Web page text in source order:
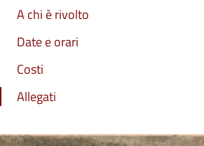
A chi è rivolto
Date e orari
Costi
Allegati